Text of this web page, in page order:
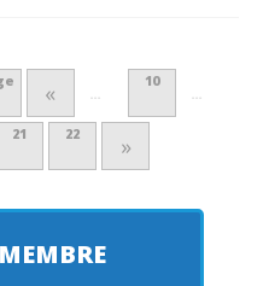
« …
10
…
21 22 »